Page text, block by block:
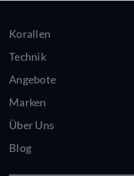
Korallen
Technik
Angebote
Marken
Über Uns
Blog